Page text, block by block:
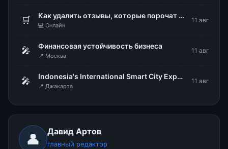
🛒 Как удалить отзывы, которые порочат репутацию бизнеса
💻 Онлайн
11 авг
🎤 Финансовая устойчивость бизнеса
📍 Москва
11 авг
🎤 Indonesia's International Smart City Expo & Forum (IISMEX 2026)
📍 Джакарта
11 авг
👤 Давид Артов
главный редактор